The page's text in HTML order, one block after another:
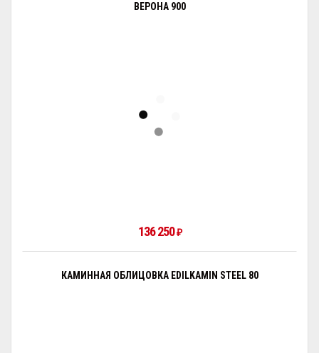
ВЕРОНА 900
136 250₽
КАМИННАЯ ОБЛИЦОВКА EDILKAMIN STEEL 80